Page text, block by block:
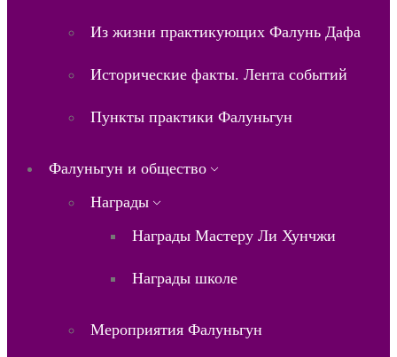
Из жизни практикующих Фалунь Дафа
Исторические факты. Лента событий
Пункты практики Фалуньгун
Фалуньгун и общество
Награды
Награды Мастеру Ли Хунчжи
Награды школе
Мероприятия Фалуньгун